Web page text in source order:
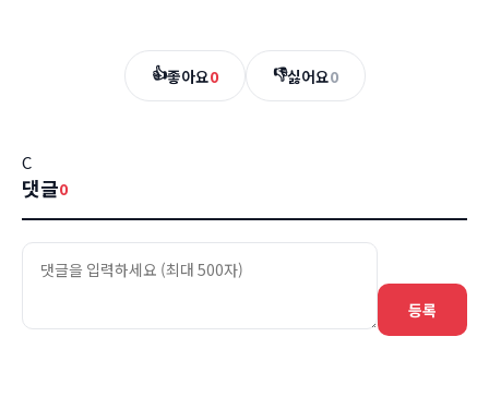
👍좋아요0 👎싫어요0
C
댓글0
등록